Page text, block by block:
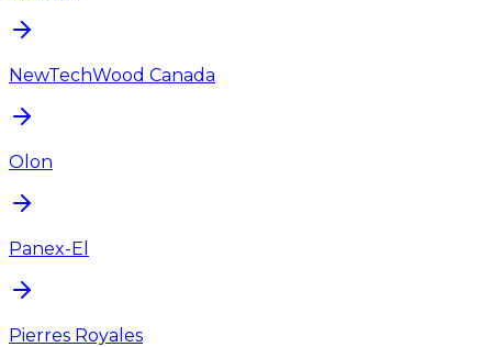
NewTechWood Canada
Olon
Panex-El
Pierres Royales